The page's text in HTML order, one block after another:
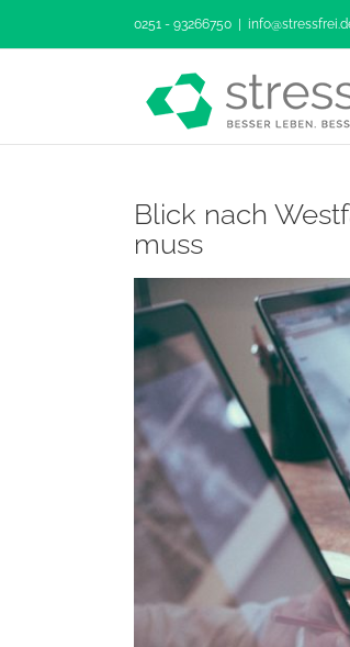
0251 - 93266750
Blick nach
muss
grösseres
Bild